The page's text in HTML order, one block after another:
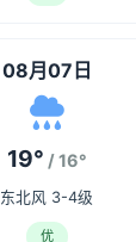
08月07日
19° / 16°
东北风 3-4级
优